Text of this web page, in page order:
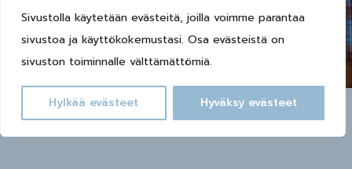
Sivustolla käytetään evästeitä, joilla voimme parantaa
sivustoa ja käyttökokemustasi. Osa evästeistä on
sivuston toiminnalle välttämättömiä.
Hylkää evästeet Hyväksy evästeet
Varaa huvila